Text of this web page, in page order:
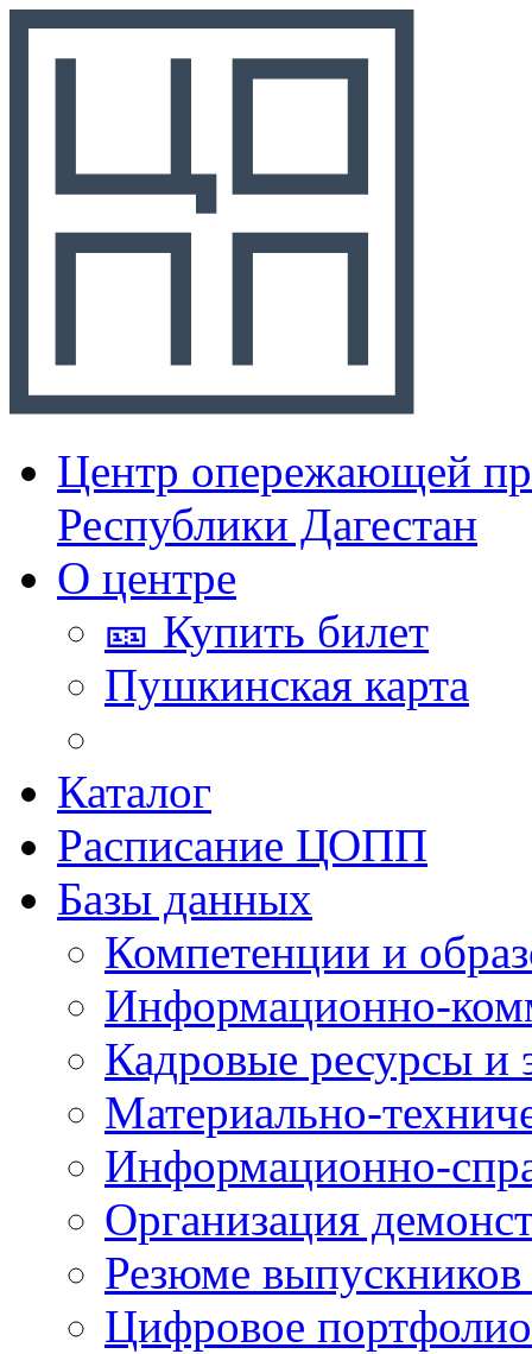
Центр опережающей
Республики Дагестан
О центре
🎫 Купить билет
Пушкинская карта
Каталог
Расписание ЦОПП
Базы данных
Компетенции и
Информационно-
Кадровые ресурсы и
Материально-
Информационно-
Организация
Резюме
Цифровое